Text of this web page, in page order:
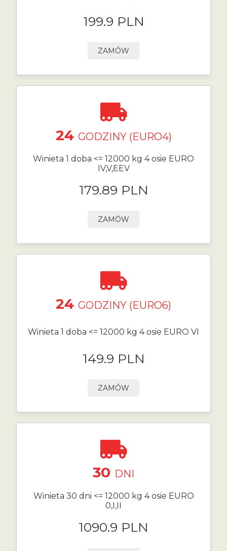
199.9 PLN
ZAMÓW
24 GODZINY (EURO4)
Winieta 1 doba <= 12000 kg 4 osie EURO
IV,V,EEV
179.89 PLN
ZAMÓW
24 GODZINY (EURO6)
Winieta 1 doba <= 12000 kg 4 osie EURO VI
149.9 PLN
ZAMÓW
30 DNI
Winieta 30 dni <= 12000 kg 4 osie EURO
0,I,II
1090.9 PLN